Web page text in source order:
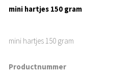
mini hartjes 150 gram
mini hartjes 150 gram
Productnummer